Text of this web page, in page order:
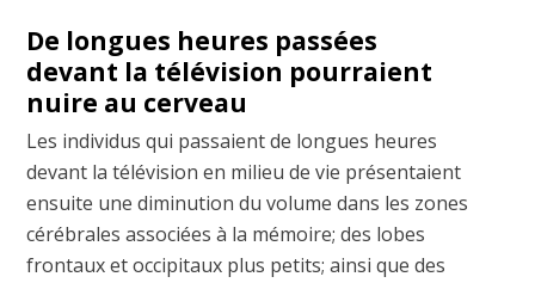
De longues heures passées
devant la télévision pourraient
nuire au cerveau
Les individus qui passaient de longues heures
devant la télévision en milieu de vie présentaient
ensuite une diminution du volume dans les zones
cérébrales associées à la mémoire; des lobes
frontaux et occipitaux plus petits; ainsi que des